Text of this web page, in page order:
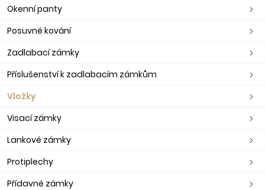
Okenní panty
Posuvné kování
Zadlabací zámky
Příslušenství k zadlabacím zámkům
Vložky
Visací zámky
Lankové zámky
Protiplechy
Přídavné zámky